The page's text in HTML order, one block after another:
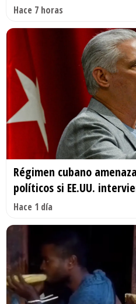
Hace 7 horas
Régimen cubano
políticos si EE.UU.
Hace 1 día